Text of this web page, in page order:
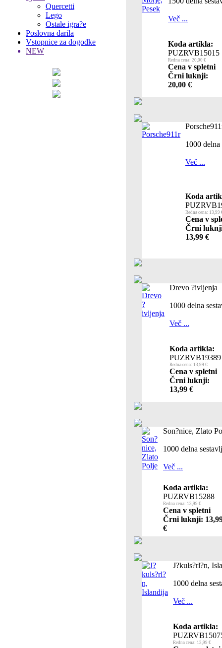
Quercetti
Lego
Ostale igra?e
Poslovna darila
Vstopnice za dogodke
NEW
Več ...
Koda artikla:
PUZRVB15015
Redna cena: 20,00 €
Cena v spletni
Črni luknji:
20,00 €
1000 delna
Več ...
Koda
Redna cena: 13,99
Cena v
Črni
13,99 €
Drevo ?ivljenja
1000 delna
Več ...
Koda artikla:
PUZRVB19389
Redna cena: 13,99 €
Cena v spletni
Črni luknji:
13,99 €
Son?nice, Zlato
1000 delna
Več ...
Koda artikla:
PUZRVB15288
Redna cena: 13,99 €
Cena v spletni
Črni luknji:
€
J?kuls?rl?n,
1000 delna
Več ...
Koda artikla:
Redna cena: 13,99 €